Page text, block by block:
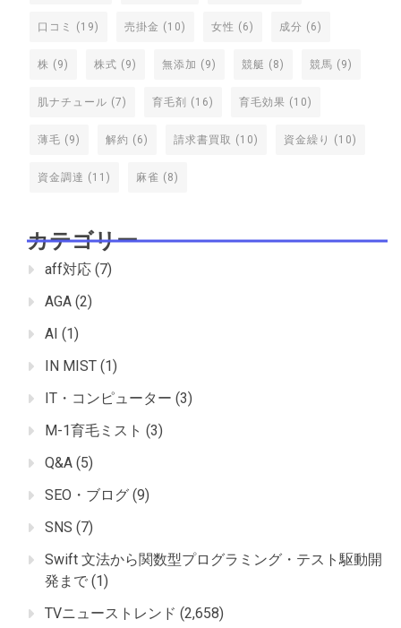
口コミ (19) 売掛金 (10) 女性 (6) 成分 (6)
株 (9) 株式 (9) 無添加 (9) 競艇 (8) 競馬 (9)
肌ナチュール (7) 育毛剤 (16) 育毛効果 (10)
薄毛 (9) 解約 (6) 請求書買取 (10) 資金繰り (10)
資金調達 (11) 麻雀 (8)
カテゴリー
aff対応 (7)
AGA (2)
AI (1)
IN MIST (1)
IT・コンピューター (3)
M-1育毛ミスト (3)
Q&A (5)
SEO・ブログ (9)
SNS (7)
Swift 文法から関数型プログラミング・テスト駆動開
発まで (1)
TVニューストレンド (2,658)